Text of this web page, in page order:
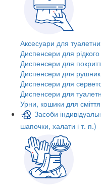
Аксесуари для
Диспенсери для
Диспенсери для
Диспенсери для
Диспенсери для
Диспенсери для
Урни, кошики для сміття
Засоби
шапочки, халати і т. п.)